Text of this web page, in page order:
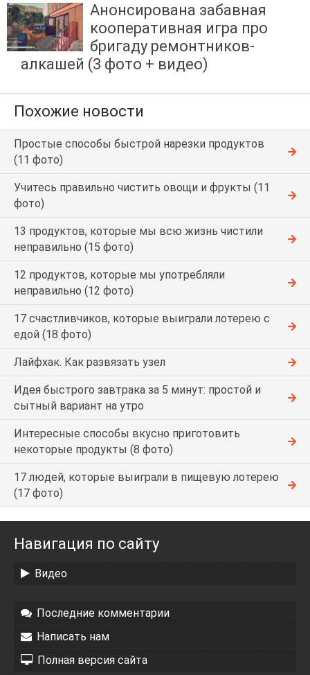
Анонсирована забавная
кооперативная игра про
бригаду ремонтников-
алкашей (3 фото + видео)
Похожие новости
Простые способы быстрой нарезки продуктов
(11 фото)
Учитесь правильно чистить овощи и фрукты (11
фото)
13 продуктов, которые мы всю жизнь чистили
неправильно (15 фото)
12 продуктов, которые мы употребляли
неправильно (12 фото)
17 счастливчиков, которые выиграли лотерею с
едой (18 фото)
Лайфхак. Как развязать узел
Идея быстрого завтрака за 5 минут: простой и
сытный вариант на утро
Интересные способы вкусно приготовить
некоторые продукты (8 фото)
17 людей, которые выиграли в пищевую лотерею
(17 фото)
Навигация по сайту
Видео
Последние комментарии
Написать нам
Полная версия сайта